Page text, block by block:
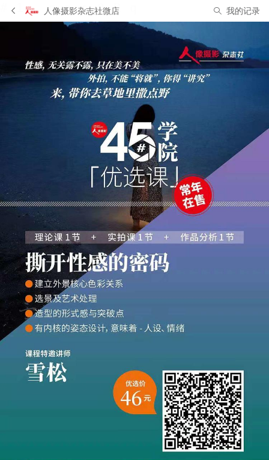
人像摄影杂志社微店 我的记录